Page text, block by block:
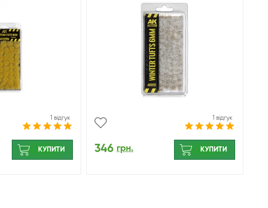
1 відгук
КУПИТИ
1 відгук
346 грн. КУПИТИ